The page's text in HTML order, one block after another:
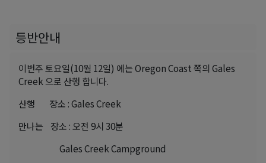
등반안내
이번주 토요일(10월 12일) 에는 Oregon Coast 쪽의 Gales
Creek 으로 산행 합니다.
산행 장소 : Gales Creek
만나는 장소 : 오전 9시 30분
Gales Creek Campground